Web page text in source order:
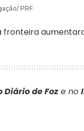
PRF
fronteira
Diário de Foz e no